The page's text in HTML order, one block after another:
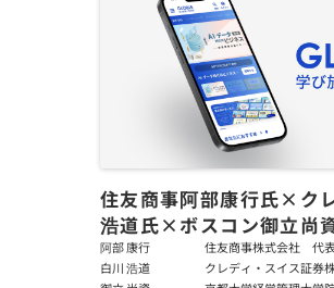
住友商事阿部康行氏×ク
浩道氏×ボスコン御立尚
スの成長戦略」前編
阿部 康行
住友商事株式会社 代
ポレート・コーディネ
白川 浩道
クレディ・スイス証券